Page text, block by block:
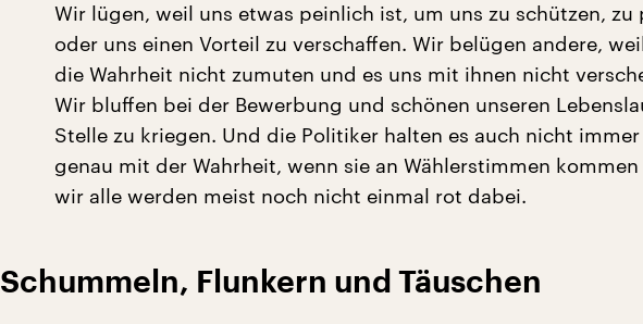
Wir lügen, weil uns etwas peinlich ist, um uns zu schützen, zu
oder uns einen Vorteil zu verschaffen. Wir belügen andere,
die Wahrheit nicht zumuten und es uns mit ihnen nicht
Wir bluffen bei der Bewerbung und schönen unseren
Stelle zu kriegen. Und die Politiker halten es auch nicht
genau mit der Wahrheit, wenn sie an Wählerstimmen
wir alle werden meist noch nicht einmal rot dabei.
Schummeln, Flunkern und Täuschen